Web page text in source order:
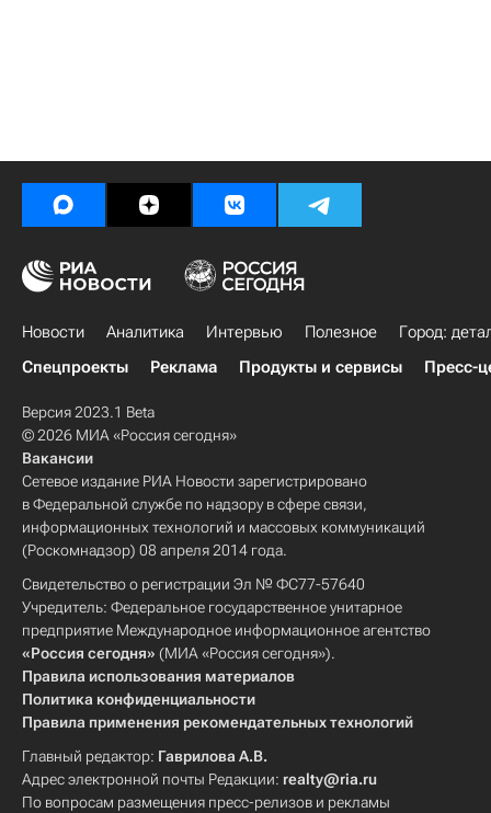
Новости Аналитика Интервью Полезное
Город:
Спецпроекты
Реклама Продукты и сервисы Пресс-
Версия 2023.1 Beta
© 2026 МИА «Россия сегодня»
Вакансии
Сетевое издание РИА Новости зарегистрировано
в Федеральной службе по надзору в сфере связи,
информационных технологий и массовых коммуникаций
(Роскомнадзор) 08 апреля 2014 года.
Свидетельство о регистрации Эл № ФС77-57640
Учредитель: Федеральное государственное унитарное
предприятие Международное информационное агентство
«Россия сегодня» (МИА «Россия сегодня»).
Правила использования материалов
Политика конфиденциальности
Правила применения рекомендательных технологий
Главный редактор: Гаврилова А.В.
Адрес электронной почты Редакции: realty@ria.ru
По вопросам размещения пресс-релизов и рекламы